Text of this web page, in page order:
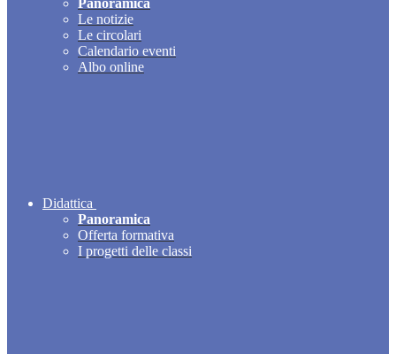
Panoramica
Le notizie
Le circolari
Calendario eventi
Albo online
Didattica
Panoramica
Offerta formativa
I progetti delle classi